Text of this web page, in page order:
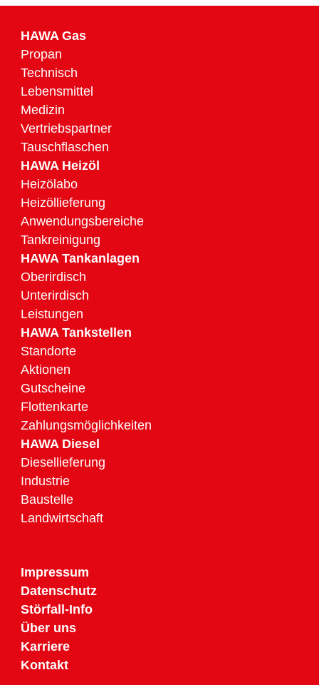
HAWA Gas
Propan
Technisch
Lebensmittel
Medizin
Vertriebspartner
Tauschflaschen
HAWA Heizöl
Heizölabo
Heizöllieferung
Anwendungsbereiche
Tankreinigung
HAWA Tankanlagen
Oberirdisch
Unterirdisch
Leistungen
HAWA Tankstellen
Standorte
Aktionen
Gutscheine
Flottenkarte
Zahlungsmöglichkeiten
HAWA Diesel
Diesellieferung
Industrie
Baustelle
Landwirtschaft
Impressum
Datenschutz
Störfall-Info
Über uns
Karriere
Kontakt